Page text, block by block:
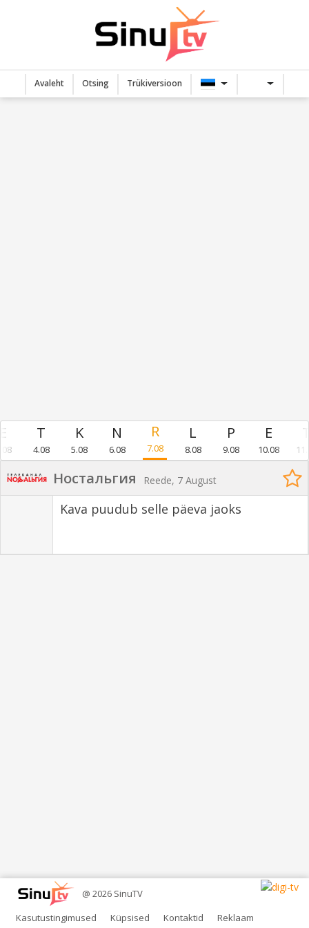
Avaleht Otsing Trükiversioon
4.08 5.08 6.08 7.08 8.08 9.08 10.08
Ностальгия Reede, 7 August
Kava puudub selle päeva jaoks
@ 2026 SinuTV
Kasutustingimused
Küpsised Kontaktid Reklaam